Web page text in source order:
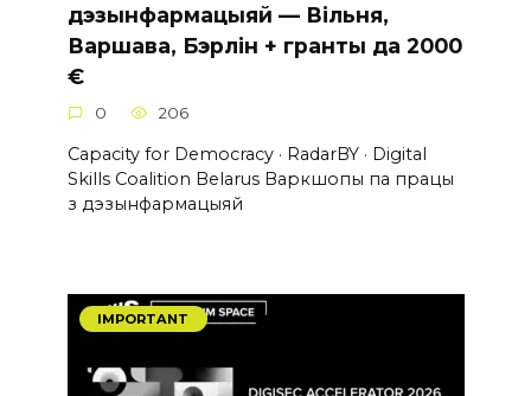
дэзынфармацыяй — Вільня,
Варшава, Бэрлін + гранты да 2000
€
0 206
Capacity for Democracy · RadarBY · Digital
Skills Coalition Belarus Варкшопы па працы
з дэзынфармацыяй
IMPORTANT